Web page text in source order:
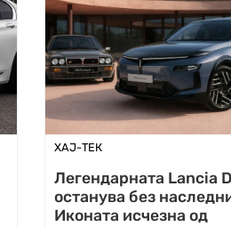
ХАЈ-ТЕК
Легендарната Lancia
останува без
Иконата исчезна од